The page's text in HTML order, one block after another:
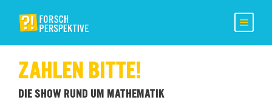
ZAHLEN BITTE!
DIE SHOW RUND UM MATHEMATIK